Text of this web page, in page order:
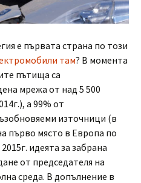
е първата страна по този
там? В момента
пътища са
мрежа от над 5 500
а 99% от
източници (в
първо място в Европа по
идеята за забрана
от председателя на
среда. В допълнение в